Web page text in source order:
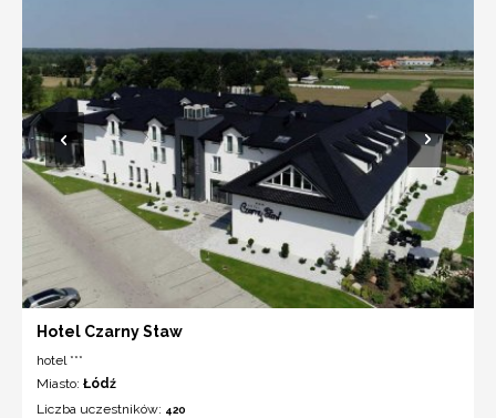
Hotel Czarny Staw
hotel ***
Miasto: Łódź
Liczba uczestników: 420